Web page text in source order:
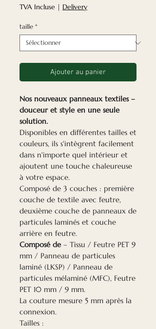
TVA Incluse | Delivery
taille *
Ajouter au panier
Nos nouveaux panneaux textiles –
douceur et style en une seule
solution.
Disponibles en différentes tailles et
couleurs, ils s'intègrent facilement
dans n'importe quel intérieur et
ajoutent une touche chaleureuse
à votre espace.
Composé de 3 couches : première
couche de textile avec feutre,
deuxième couche de panneaux de
particules laminés et couche
arrière en feutre.
Composé de– Tissu / Feutre PET 9
mm / Panneau de particules
laminé (LKSP) / Panneau de
particules mélaminé (MFC), Feutre
PET 10 mm / 9 mm.
La couture mesure 5 mm après la
connexion.
Tailles :